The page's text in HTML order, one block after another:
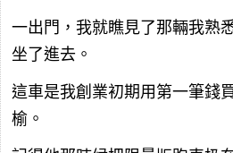
一出門，我就瞧見了那輛我熟
坐了進去。
這車是我創業初期用第一筆錢
榆。